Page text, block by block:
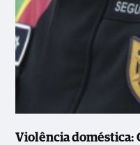
Violência doméstica: